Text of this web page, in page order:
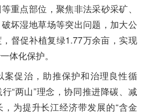
重点部位，聚焦非法采砂采矿、
坏湿地草场等突出问题，加大公
督促补植复绿1.77万余亩，实现
体化保护。
案促治，助推保护和治理良性循
“两山”理念，协同推进降碳、减
为提升长江经济带发展的“含金